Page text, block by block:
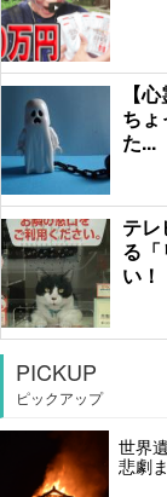
【
ち
た...
テ
る
い！
PICKUP
ピックアップ
世界
悲劇